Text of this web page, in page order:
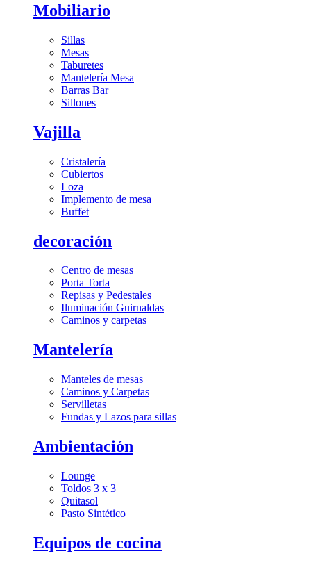
Mobiliario
Sillas
Mesas
Taburetes
Mantelería Mesa
Barras Bar
Sillones
Vajilla
Cristalería
Cubiertos
Loza
Implemento de mesa
Buffet
decoración
Centro de mesas
Porta Torta
Repisas y Pedestales
Iluminación Guirnaldas
Caminos y carpetas
Mantelería
Manteles de mesas
Caminos y Carpetas
Servilletas
Fundas y Lazos para sillas
Ambientación
Lounge
Toldos 3 x 3
Quitasol
Pasto Sintético
Equipos de cocina